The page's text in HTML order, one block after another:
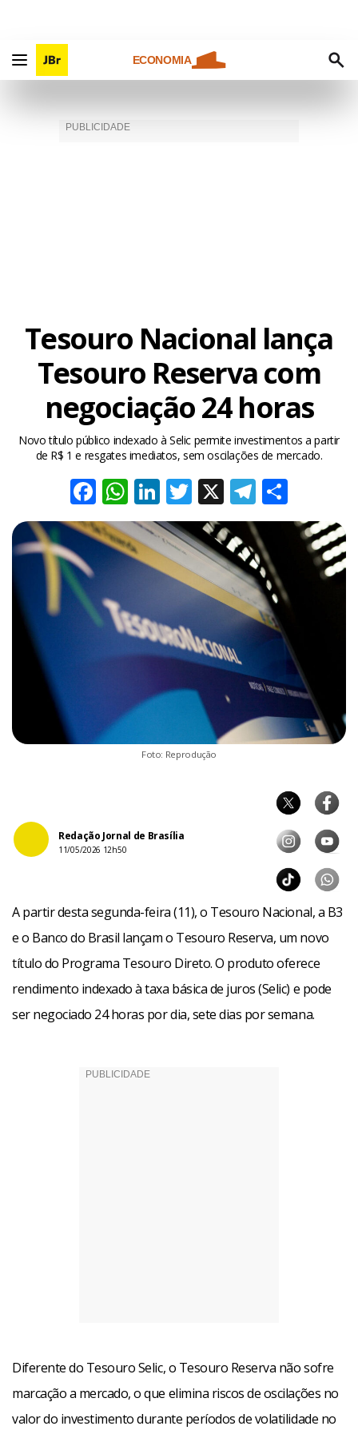
ECONOMIA
Tesouro Nacional lança
Tesouro Reserva com
negociação 24 horas
Novo título público indexado à Selic permite investimentos a partir
de R$ 1 e resgates imediatos, sem oscilações de mercado.
Facebook
WhatsApp
LinkedIn
Twitter
X
Foto: Reprodução
Redação Jornal de Brasília
11/05/2026 12h50
A partir desta segunda-feira (11), o Tesouro Nacional, a B3
e o Banco do Brasil lançam o Tesouro Reserva, um novo
título do Programa Tesouro Direto. O produto oferece
rendimento indexado à taxa básica de juros (Selic) e pode
ser negociado 24 horas por dia, sete dias por semana.
Diferente do Tesouro Selic, o Tesouro Reserva não sofre
marcação a mercado, o que elimina riscos de oscilações no
valor do investimento durante períodos de volatilidade no